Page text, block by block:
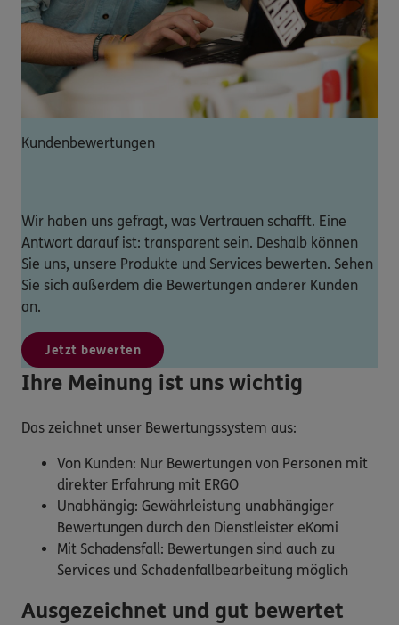
Kundenbewertungen
Wir haben uns gefragt, was Vertrauen schafft. Eine
Antwort darauf ist: transparent sein. Deshalb können
Sie uns, unsere Produkte und Services bewerten. Sehen
Sie sich außerdem die Bewertungen anderer Kunden
an.
Jetzt bewerten
Ihre Meinung ist uns wichtig
Das zeichnet unser Bewertungssystem aus:
Von Kunden: Nur Bewertungen von Personen mit
direkter Erfahrung mit ERGO
Unabhängig: Gewährleistung unabhängiger
Bewertungen durch den Dienstleister eKomi
Mit Schadensfall: Bewertungen sind auch zu
Services und Schadenfallbearbeitung möglich
Ausgezeichnet und gut bewertet